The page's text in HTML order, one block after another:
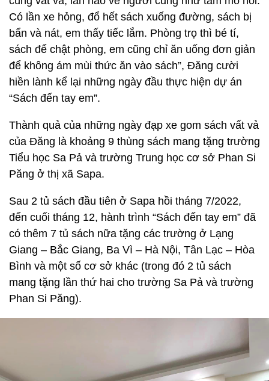
Có lần xe hỏng, đổ hết sách xuống đường, sách bị
bẩn và nát, em thấy tiếc lắm. Phòng trọ thì bé tí,
sách để chật phòng, em cũng chỉ ăn uống đơn giản
để không ám mùi thức ăn vào sách”, Đăng cười
hiền lành kể lại những ngày đầu thực hiện dự án
“Sách đến tay em”.
Thành quả của những ngày đạp xe gom sách vất vả
của Đăng là khoảng 9 thùng sách mang tặng trường
Tiểu học Sa Pả và trường Trung học cơ sở Phan Si
Păng ở thị xã Sapa.
Sau 2 tủ sách đầu tiên ở Sapa hồi tháng 7/2022,
đến cuối tháng 12, hành trình “Sách đến tay em” đã
có thêm 7 tủ sách nữa tặng các trường ở Lạng
Giang – Bắc Giang, Ba Vì – Hà Nội, Tân Lạc – Hòa
Bình và một số cơ sở khác (trong đó 2 tủ sách
mang tặng lần thứ hai cho trường Sa Pả và trường
Phan Si Păng).